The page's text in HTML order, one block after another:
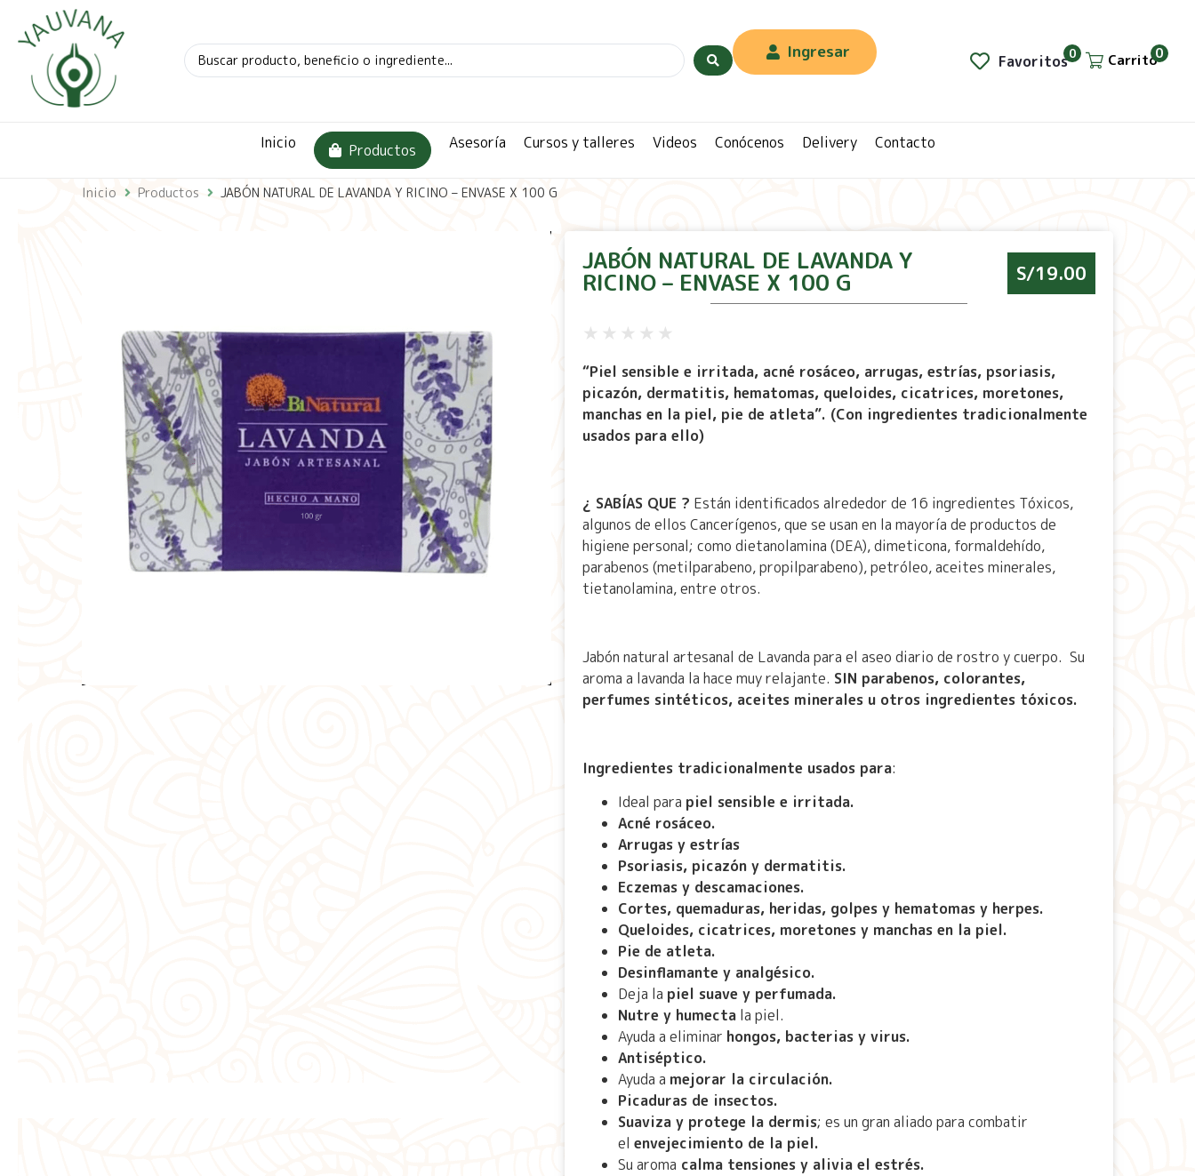
Ingresar Favoritos0 Carrito0
Inicio Productos Asesoría Cursos y talleres Videos Conócenos Delivery Contacto
Inicio Productos JABÓN NATURAL DE LAVANDA Y RICINO – ENVASE X 100 G
JABÓN NATURAL DE LAVANDA Y
RICINO – ENVASE X 100 G S/19.00
★ ★ ★ ★ ★
“Piel sensible e irritada, acné rosáceo, arrugas, estrías, psoriasis,
picazón, dermatitis, hematomas, queloides, cicatrices, moretones,
manchas en la piel, pie de atleta”. (Con ingredientes tradicionalmente
usados para ello)
¿ SABÍAS QUE ? Están identificados alrededor de 16 ingredientes Tóxicos,
algunos de ellos Cancerígenos, que se usan en la mayoría de productos de
higiene personal; como dietanolamina (DEA), dimeticona, formaldehído,
parabenos (metilparabeno, propilparabeno), petróleo, aceites minerales,
tietanolamina, entre otros.
Jabón natural artesanal de Lavanda para el aseo diario de rostro y cuerpo. Su
aroma a lavanda la hace muy relajante. SIN parabenos, colorantes,
perfumes sintéticos, aceites minerales u otros ingredientes tóxicos.
Ingredientes tradicionalmente usados para:
Ideal para piel sensible e irritada.
Acné rosáceo.
Arrugas y estrías
Psoriasis, picazón y dermatitis.
Eczemas y descamaciones.
Cortes, quemaduras, heridas, golpes y hematomas y herpes.
Queloides, cicatrices, moretones y manchas en la piel.
Pie de atleta.
Desinflamante y analgésico.
Deja la piel suave y perfumada.
Nutre y humectala piel.
Ayuda a eliminar hongos, bacterias y virus.
Antiséptico.
Ayuda a mejorar la circulación.
Picaduras de insectos.
Suaviza y protege la dermis; es un gran aliado para combatir
el envejecimiento de la piel.
Su aroma calma tensiones y alivia el estrés.